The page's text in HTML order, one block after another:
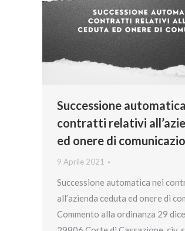
Successione
contratti relativi
ed onere di
9 Aprile 2021
Successione automatica nei
all’azienda ceduta ed onere di
Commento alla ordinanza 29